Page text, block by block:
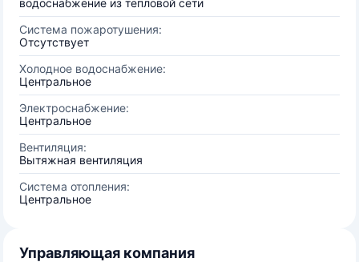
водоснабжение из тепловой сети
Система пожаротушения:
Отсутствует
Холодное водоснабжение:
Центральное
Электроснабжение:
Центральное
Вентиляция:
Вытяжная вентиляция
Система отопления:
Центральное
Управляющая компания